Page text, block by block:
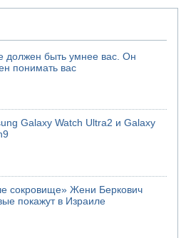
должен быть умнее вас. Он
понимать вас
Galaxy Watch Ultra2 и Galaxy
сокровище» Жени Беркович
покажут в Израиле